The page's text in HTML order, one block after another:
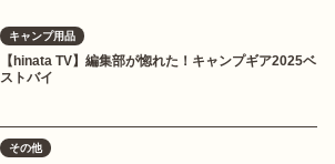
キャンプ用品
【hinata TV】編集部が惚れた！キャンプギア2025ベ
ストバイ
その他